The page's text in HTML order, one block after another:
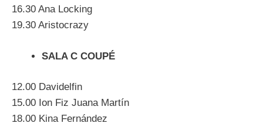
16.30 Ana Locking
19.30 Aristocrazy
SALA C COUPÉ
12.00 Davidelfin
15.00 Ion Fiz Juana Martín
18.00 Kina Fernández